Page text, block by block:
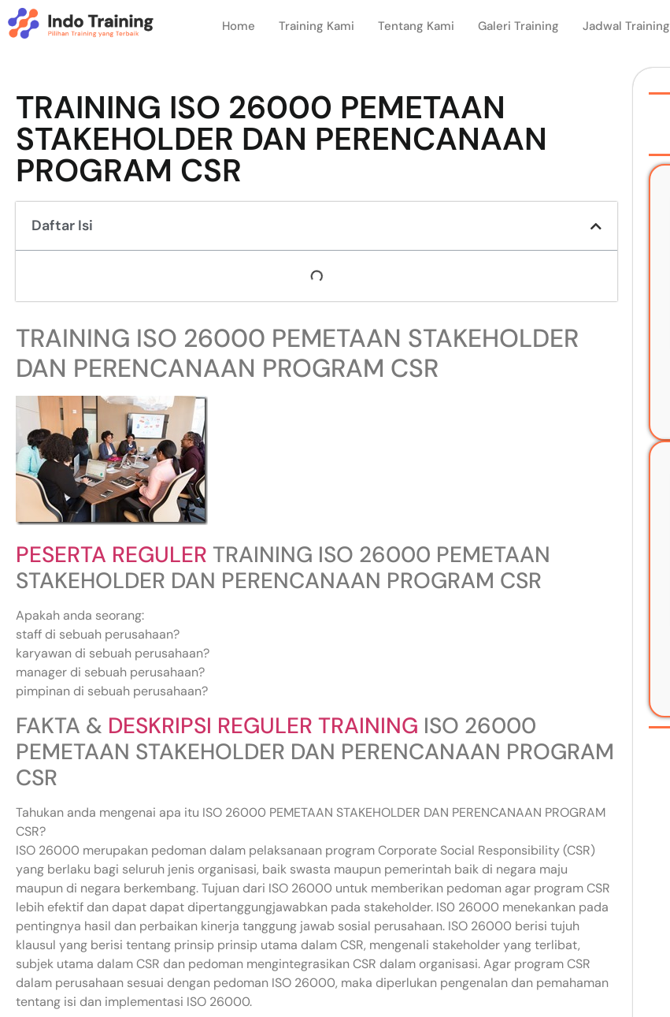
Home Training Kami Tentang Kami Galeri Training Jadwal Training
TRAINING ISO 26000 PEMETAAN
STAKEHOLDER DAN PERENCANAAN
PROGRAM CSR
Daftar Isi
TRAINING ISO 26000 PEMETAAN STAKEHOLDER
DAN PERENCANAAN PROGRAM CSR
PESERTA REGULER TRAINING ISO 26000 PEMETAAN
STAKEHOLDER DAN PERENCANAAN PROGRAM CSR
Apakah anda seorang:
staff di sebuah perusahaan?
karyawan di sebuah perusahaan?
manager di sebuah perusahaan?
pimpinan di sebuah perusahaan?
FAKTA & DESKRIPSI REGULER TRAINING ISO 26000
PEMETAAN STAKEHOLDER DAN PERENCANAAN PROGRAM
CSR
Tahukan anda mengenai apa itu ISO 26000 PEMETAAN STAKEHOLDER DAN PERENCANAAN PROGRAM
CSR?
ISO 26000 merupakan pedoman dalam pelaksanaan program Corporate Social Responsibility (CSR)
yang berlaku bagi seluruh jenis organisasi, baik swasta maupun pemerintah baik di negara maju
maupun di negara berkembang. Tujuan dari ISO 26000 untuk memberikan pedoman agar program CSR
lebih efektif dan dapat dapat dipertanggungjawabkan pada stakeholder. IS0 26000 menekankan pada
pentingnya hasil dan perbaikan kinerja tanggung jawab sosial perusahaan. ISO 26000 berisi tujuh
klausul yang berisi tentang prinsip prinsip utama dalam CSR, mengenali stakeholder yang terlibat,
subjek utama dalam CSR dan pedoman mengintegrasikan CSR dalam organisasi. Agar program CSR
dalam perusahaan sesuai dengan pedoman ISO 26000, maka diperlukan pengenalan dan pemahaman
tentang isi dan implementasi ISO 26000.